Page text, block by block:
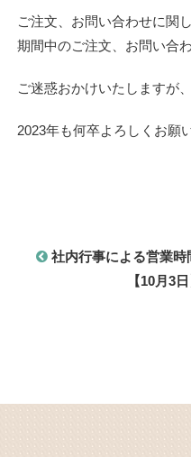
ご注文、お問い合わせに関
期間中のご注文、お問い合
ご迷惑おかけいたしますが
2023年も何卒よろしくお願
社内行事による営業時
【10月3日
LINEで相談
無料お見積